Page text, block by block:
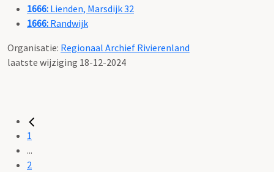
1666: Lienden, Marsdijk 32
1666: Randwijk
Organisatie: Regionaal Archief Rivierenland
laatste wijziging 18-12-2024
1
...
2